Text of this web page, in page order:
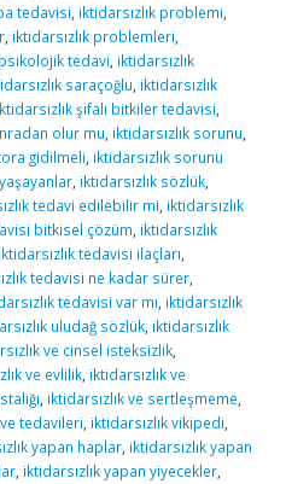
tedavisi, iktidarsızlık problemi,
, iktidarsızlık problemleri,
tedavi, iktidarsızlık
saraçoğlu, iktidarsızlık
şifalı bitkiler tedavisi,
olur mu, iktidarsızlık sorunu,
gidilmeli, iktidarsızlık sorunu
, iktidarsızlık sözlük,
tedavi edilebilir mi, iktidarsızlık
bitkisel çözüm, iktidarsızlık
iktidarsızlık tedavisi ilaçları,
tedavisi ne kadar sürer,
tedavisi var mı, iktidarsızlık
uludağ sözlük, iktidarsızlık
ve cinsel isteksizlik,
ve evlilik, iktidarsızlık ve
, iktidarsızlık ve sertleşmeme,
tedavileri, iktidarsızlık vikipedi,
yapan haplar, iktidarsızlık yapan
, iktidarsızlık yapan yiyecekler,